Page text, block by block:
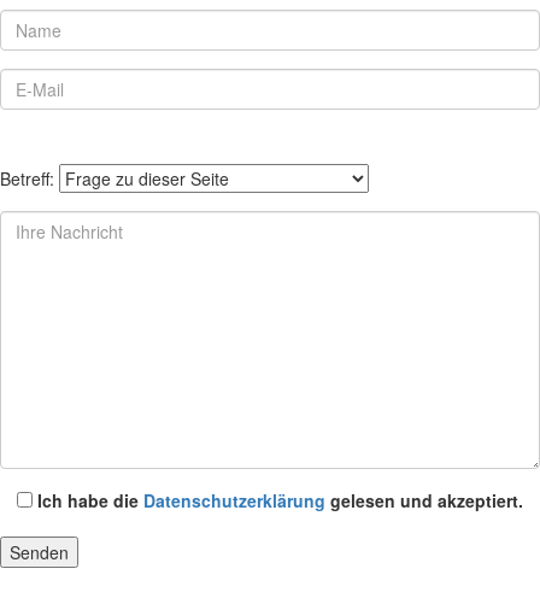
Betreff:
Ich habe die Datenschutzerklärung gelesen und akzeptiert.